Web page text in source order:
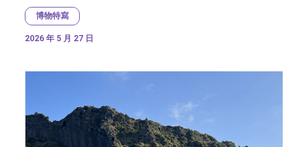
博物特寫
2026 年 5 月 27 日